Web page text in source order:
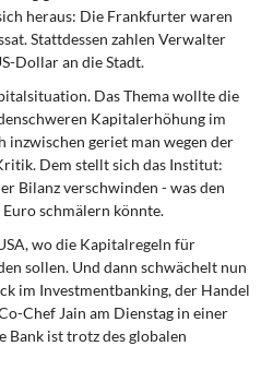
heraus: Die Frankfurter waren
Stattdessen zahlen Verwalter
Dollar an die Stadt.
Das Thema wollte die
Kapitalerhöhung im
inzwischen geriet man wegen der
Dem stellt sich das Institut:
Bilanz verschwinden - was den
schmälern könnte.
wo die Kapitalregeln für
sollen. Und dann schwächelt nun
im Investmentbanking, der Handel
Chef Jain am Dienstag in einer
Bank ist trotz des globalen